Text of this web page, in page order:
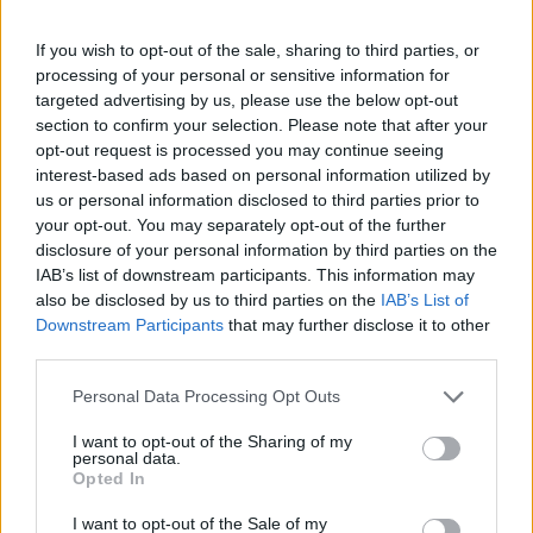
If you wish to opt-out of the sale, sharing to third parties, or
processing of your personal or sensitive information for
targeted advertising by us, please use the below opt-out
section to confirm your selection. Please note that after your
opt-out request is processed you may continue seeing
interest-based ads based on personal information utilized by
us or personal information disclosed to third parties prior to
your opt-out. You may separately opt-out of the further
disclosure of your personal information by third parties on the
IAB’s list of downstream participants. This information may
also be disclosed by us to third parties on the IAB’s List of
Downstream Participants that may further disclose it to other
Please note that this website/app uses one or more Google
not limited to your visit or usage behaviour. You may click to
grant or deny consent to Google and its third-party tags to
use your data for below specified purposes in below Google
consent section.
Personal Data Processing Opt Outs
I want to opt-out of the Sharing of my
personal data.
Opted In
I want to opt-out of the Sale of my
Július végén folytatódik a balatoni strandröplabda-
sorozat.
#steam controller #valve
Platformok: PC